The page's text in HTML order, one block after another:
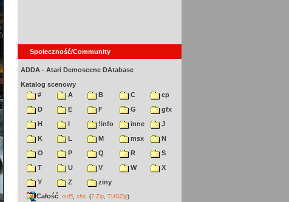
Społeczność/Community
ADDA - Atari Demoscene DAtabase
Katalog scenowy
#
A B C
cp
D
E F G
gfx
H
I !info inne
J
K
L M msx
N
O
P Q R
S
T
U V W
X
Y
Z
ziny
Całość md5 sha (7-Zip TUGZip)